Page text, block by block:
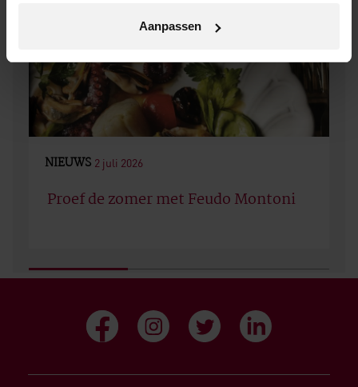
Aanpassen
NIEUWS 2 juli 2026
Proef de zomer met Feudo Montoni